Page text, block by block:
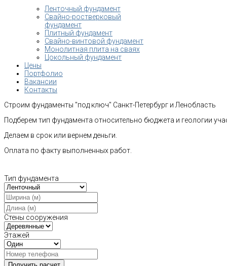
Ленточный фундамент
Свайно-ростверковый
фундамент
Плитный фундамент
Свайно-винтовой фундамент
Монолитная плита на сваях
Цокольный фундамент
Цены
Портфолио
Вакансии
Контакты
Строим фундаменты "под ключ" Санкт-Петербург и Ленобласть
Подберем тип фундамента относительно бюджета и геологии
Делаем в срок или вернем деньги.
Оплата по факту выполненных работ.
Тип фундамента
Стены сооружения
Этажей